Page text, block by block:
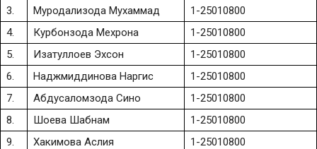
3. Муродализода Мухаммад
1-25010800
4.
Курбонзода Мехрона
1-25010800
5.
Изатуллоев Эхсон
1-25010800
6.
Наджмиддинова Наргис
1-25010800
7.
Абдусаломзода Сино
1-25010800
8.
Шоева Шабнам
1-25010800
9.
Хакимова Аслия
1-25010800